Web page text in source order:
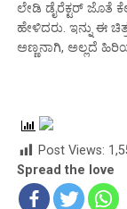
ಲೇಡಿ ಡೈರೆಕ್ಟರ್ ಜೊತೆ
ಹೇಳಿದರು. ಇನ್ನು ಈ
ಅಣ್ಣನಾಗಿ, ಅಲ್ಲದೆ
Post Views:
Spread the love